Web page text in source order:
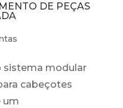
DE PEÇAS
sistema modular
cabeçotes
um